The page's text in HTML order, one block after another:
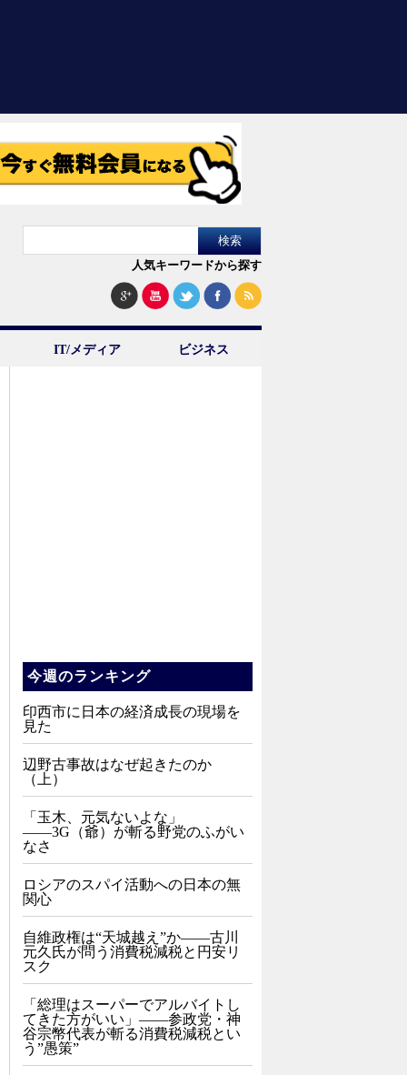
人気キーワードから探す
IT/メディア ビジネス
今週のランキング
印西市に日本の経済成長の現場を
見た
辺野古事故はなぜ起きたのか
（上）
「玉木、元気ないよな」
――3G（爺）が斬る野党のふがい
なさ
ロシアのスパイ活動への日本の無
関心
自維政権は“天城越え”か――古川
元久氏が問う消費税減税と円安リ
スク
「総理はスーパーでアルバイトし
てきた方がいい」――参政党・神
谷宗幣代表が斬る消費税減税とい
う”愚策”